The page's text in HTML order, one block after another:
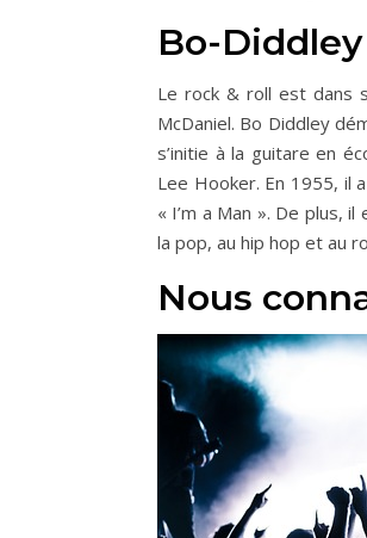
Bo-Diddley
Le rock & roll est dans
McDaniel. Bo Diddley
s’initie à la guitare en
Lee Hooker. En 1955, il
« I’m a Man ». De plus,
la pop, au hip hop et au
Nous